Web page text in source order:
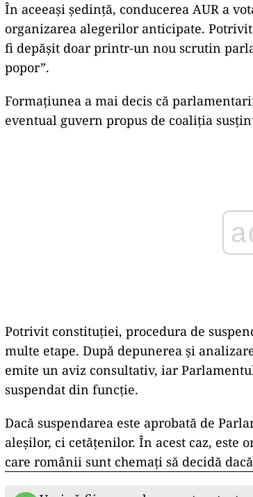
În aceeași ședință, conducerea AUR a
organizarea alegerilor anticipate.
fi depășit doar printr-un nou scrutin
popor”.
Formațiunea a mai decis că
eventual guvern propus de coaliția
Potrivit constituției, procedura de
multe etape. După depunerea și
emite un aviz consultativ, iar
suspendat din funcție.
Dacă suspendarea este aprobată de
aleșilor, ci cetățenilor. În acest caz,
care românii sunt chemați să decidă